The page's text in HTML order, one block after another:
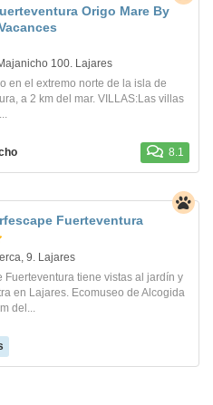
Origo Mare By
100. Lajares
en el extremo norte de la isla de
a 2 km del mar. VILLAS:Las villas
8.1
Fuerteventura
9. Lajares
Fuerteventura tiene vistas al jardín y
en Lajares. Ecomuseo de Alcogida
del...